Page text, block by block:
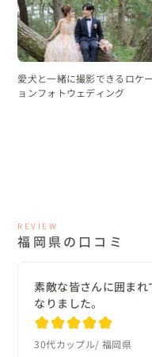
愛犬と一緒に撮影できるロケ
ョンフォトウェディング
REVIEW
福岡県の口コミ
素敵な皆さんに囲まれ
なりました。
30代カップル 福岡県